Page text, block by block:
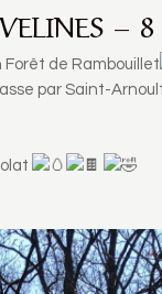
–
Forêt de Rambouillet
par Saint-